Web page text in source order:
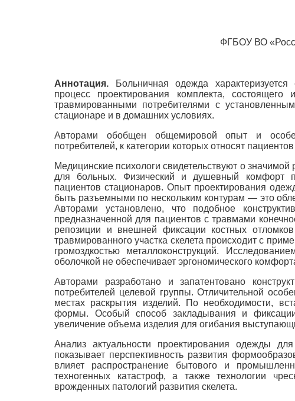
ФГБОУ ВО
Аннотация. Больничная одежда
процесс проектирования комплекта,
травмированными потребителями с
стационаре и в домашних условиях.
Авторами обобщен общемировой опыт и
потребителей, к категории которых относят
Медицинские психологи свидетельствуют о значимой
для больных. Физический и душевный комфорт
пациентов стационаров. Опыт проектирования
быть разъемными по нескольким контурам — это
Авторами установлено, что подобное
предназначенной для пациентов с травмами
репозиции и внешней фиксации костных
травмированного участка скелета происходит с
громоздкостью металлоконструкций.
оболочкой не обеспечивает эргономического
Авторами разработано и запатентовано
потребителей целевой группы. Отличительной
местах раскрытия изделий. По необходимости,
формы. Особый способ закладывания и
увеличение объема изделия для огибания
Анализ актуальности проектирования одежды
показывает перспективность развития
влияет распространение бытового и
техногенных катастроф, а также технологии
врожденных патологий развития скелета.